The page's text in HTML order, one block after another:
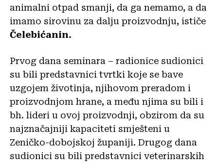
animalni otpad smanji, da ga nemamo, a da
imamo sirovinu za dalju proizvodnju, ističe
Čelebićanin.
Prvog dana seminara – radionice sudionici
su bili predstavnici tvrtki koje se bave
uzgojem životinja, njihovom preradom i
proizvodnjom hrane, a među njima su bili i
bh. lideri u ovoj proizvodnji, obzirom da su
najznačajniji kapaciteti smješteni u
Zeničko-dobojskoj županiji. Drugog dana
sudionici su bili predstavnici veterinarskih